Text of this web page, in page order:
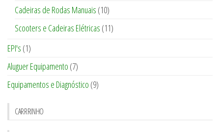
Cadeiras de Rodas Manuais (10)
Scooters e Cadeiras Elétricas (11)
EPI's (1)
Aluguer Equipamento (7)
Equipamentos e Diagnóstico (9)
CARRRINHO